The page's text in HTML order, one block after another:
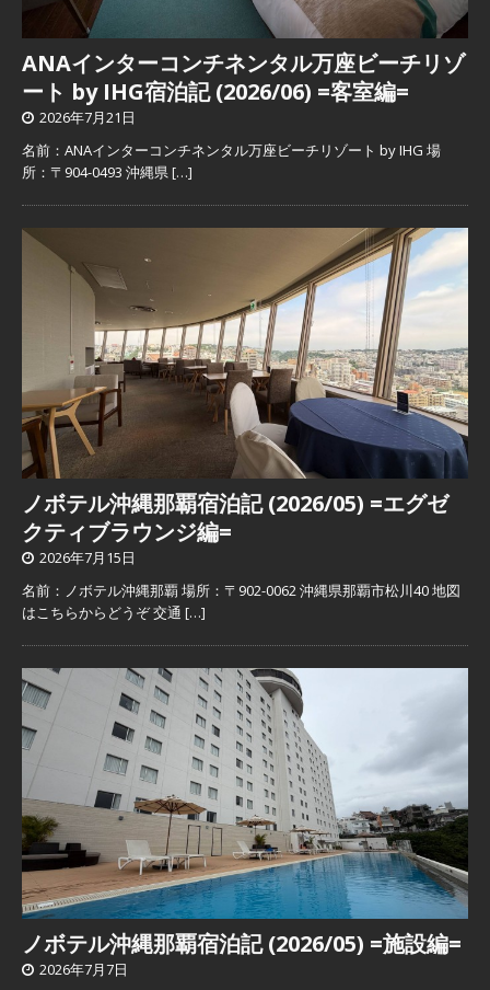
ANAインターコンチネンタル万座ビーチリゾ
ート by IHG宿泊記 (2026/06) =客室編=
2026年7月21日
名前：ANAインターコンチネンタル万座ビーチリゾート by IHG 場
所：〒904-0493 沖縄県[…]
ノボテル沖縄那覇宿泊記 (2026/05) =エグゼ
クティブラウンジ編=
2026年7月15日
名前：ノボテル沖縄那覇 場所：〒902-0062 沖縄県那覇市松川40 地図
はこちらからどうぞ 交通 […]
ノボテル沖縄那覇宿泊記 (2026/05) =施設編=
2026年7月7日